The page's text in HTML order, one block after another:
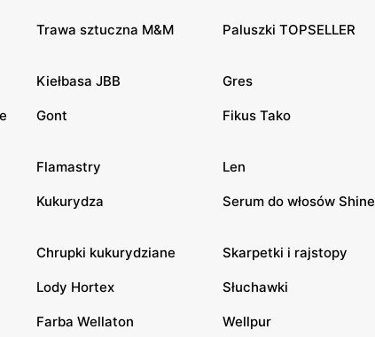
Trawa sztuczna M&M Paluszki TOPSELLER
Kiełbasa JBB Gres
Gont Fikus Tako
Flamastry Len
Kukurydza Serum do włosów Shine
Chrupki kukurydziane Skarpetki i rajstopy
Lody Hortex Słuchawki
Farba Wellaton Wellpur